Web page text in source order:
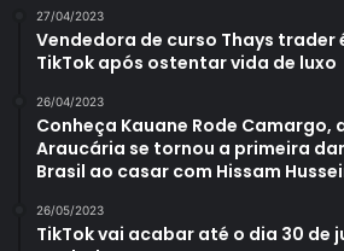
27/04/2023
Vendedora de curso Thays trader
TikTok após ostentar vida de luxo
26/04/2023
Conheça Kauane Rode Camargo,
Araucária se tornou a primeira
Brasil ao casar com Hissam
26/05/2023
TikTok vai acabar até o dia 30 de